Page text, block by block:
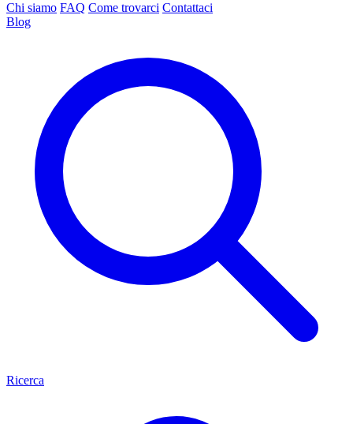
Chi siamo FAQ Come trovarci Contattaci
Blog
Ricerca